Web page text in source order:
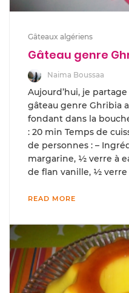
Gâteaux algériens
Gâteau genre
Naima Boussaa
Aujourd’hui, je
gâteau genre Ghribia
fondant dans la
: 20 min Temps de
de personnes : –
margarine, ½ verre à
de flan vanille, ½ verre
READ MORE